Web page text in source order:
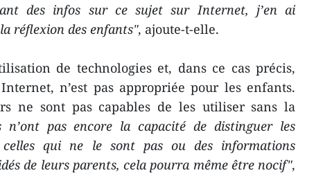
des infos sur ce sujet sur Internet, j’en ai
réflexion des enfants", ajoute-t-elle.
de technologies et, dans ce cas précis,
n’est pas appropriée pour les enfants.
ne sont pas capables de les utiliser sans la
n’ont pas encore la capacité de distinguer les
celles qui ne le sont pas ou des informations
de leurs parents, cela pourra même être nocif",